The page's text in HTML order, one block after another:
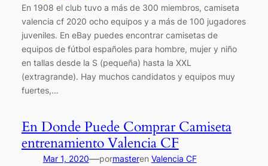
En 1908 el club tuvo a más de 300 miembros, camiseta
valencia cf 2020 ocho equipos y a más de 100 jugadores
juveniles. En eBay puedes encontrar camisetas de
equipos de fútbol españoles para hombre, mujer y niño
en tallas desde la S (pequeña) hasta la XXL
(extragrande). Hay muchos candidatos y equipos muy
fuertes,…
En Donde Puede Comprar Camiseta
entrenamiento Valencia CF
Mar 1, 2020—pormasteren Valencia CF